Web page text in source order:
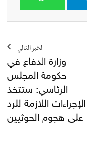
الخبر التالي
وزارة الدفاع في
حكومة المجلس
الرئاسي: ستتخذ
الإجراءات اللازمة للرد
على هجوم الحوثيين